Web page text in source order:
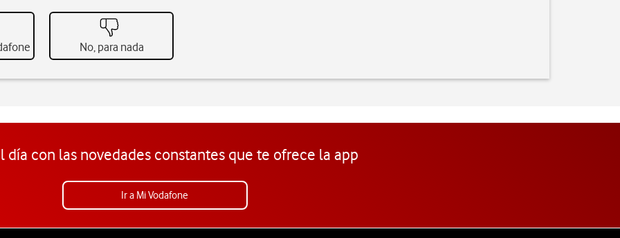
No, para nada
día con las novedades constantes que te ofrece la app
Ir a Mi Vodafone